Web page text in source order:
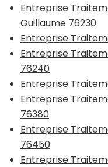
Entreprise
Guillaume 76230
Entreprise
Entreprise
76240
Entreprise
Entreprise
76380
Entreprise
76450
Entreprise